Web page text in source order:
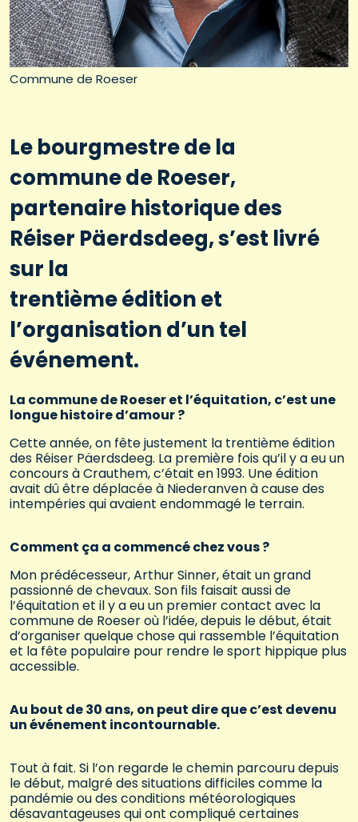
Commune de Roeser
Le bourgmestre de la
commune de Roeser,
partenaire historique des
Réiser Päerdsdeeg, s’est livré
sur la
trentième édition et
l’organisation d’un tel
événement.
La commune de Roeser et l’équitation, c’est une
longue histoire d’amour ?
Cette année, on fête justement la trentième édition
des Réiser Päerdsdeeg. La première fois qu’il y a eu un
concours à Crauthem, c’était en 1993. Une édition
avait dû être déplacée à Niederanven à cause des
intempéries qui avaient endommagé le terrain.
Comment ça a commencé chez vous ?
Mon prédécesseur, Arthur Sinner, était un grand
passionné de chevaux. Son fils faisait aussi de
l’équitation et il y a eu un premier contact avec la
commune de Roeser où l’idée, depuis le début, était
d’organiser quelque chose qui rassemble l’équitation
et la fête populaire pour rendre le sport hippique plus
accessible.
Au bout de 30 ans, on peut dire que c’est devenu
un événement incontournable.
Tout à fait. Si l’on regarde le chemin parcouru depuis
le début, malgré des situations difficiles comme la
pandémie ou des conditions météorologiques
désavantageuses qui ont compliqué certaines